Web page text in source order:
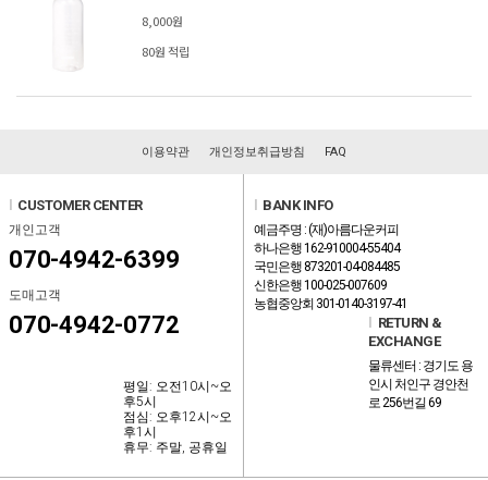
8,000원
80원 적립
이용약관 개인정보취급방침 FAQ
CUSTOMER CENTER
개인고객
070-4942-6399
도매고객
070-4942-0772
평일: 오전10시~오
후5시
점심: 오후12시~오
후1시
휴무: 주말, 공휴일
BANK INFO
예금주명 : (재)아름다운커피
하나은행 162-910004-55404
국민은행 873201-04-084485
신한은행 100-025-007609
농협중앙회 301-0140-3197-41
RETURN &
EXCHANGE
물류센터 : 경기도 용
인시 처인구 경안천
로 256번길 69